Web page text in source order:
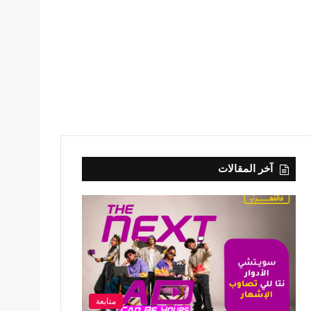
آخر المقالات
متابعة